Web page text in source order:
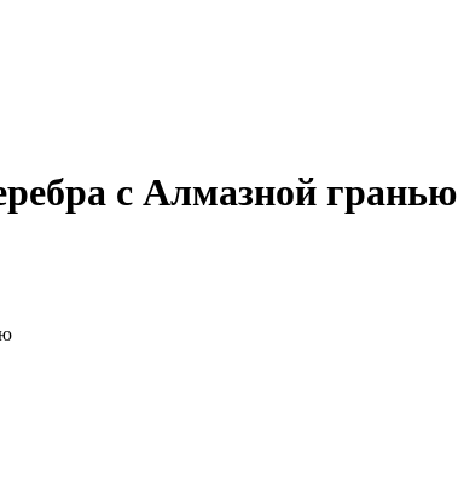
с Алмазной гранью